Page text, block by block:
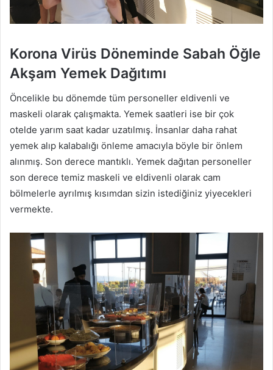
Korona Virüs Döneminde Sabah Öğle
Akşam Yemek Dağıtımı
Öncelikle bu dönemde tüm personeller eldivenli ve
maskeli olarak çalışmakta. Yemek saatleri ise bir çok
otelde yarım saat kadar uzatılmış. İnsanlar daha rahat
yemek alıp kalabalığı önleme amacıyla böyle bir önlem
alınmış. Son derece mantıklı. Yemek dağıtan personeller
son derece temiz maskeli ve eldivenli olarak cam
bölmelerle ayrılmış kısımdan sizin istediğiniz yiyecekleri
vermekte.